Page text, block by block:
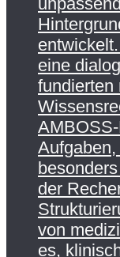
eine
fundierten
der
von
es,